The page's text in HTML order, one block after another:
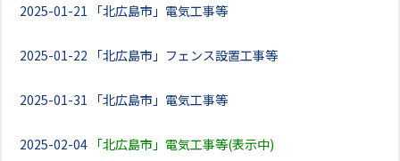
2025-01-21 「北広島市」電気工事等
2025-01-22 「北広島市」フェンス設置工事等
2025-01-31 「北広島市」電気工事等
2025-02-04 「北広島市」電気工事等(表示中)